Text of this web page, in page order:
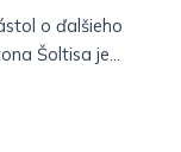
o ďalšieho
Šoltisa je...